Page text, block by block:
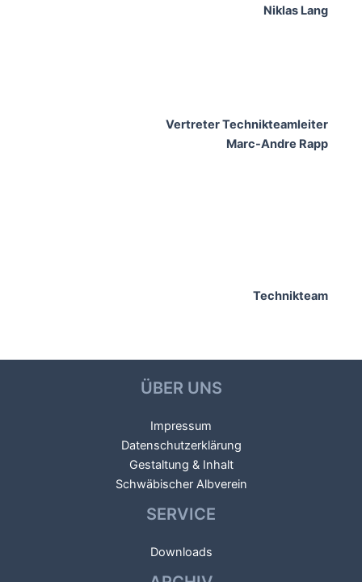
Niklas Lang
Vertreter Technikteamleiter
Marc-Andre Rapp
Technikteam
ÜBER UNS
Impressum
Datenschutzerklärung
Gestaltung & Inhalt
Schwäbischer Albverein
SERVICE
Downloads